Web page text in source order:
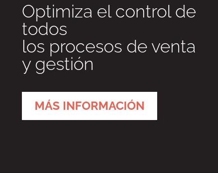
Optimiza el control de
todos
los procesos de venta
y gestión
MÁS INFORMACIÓN